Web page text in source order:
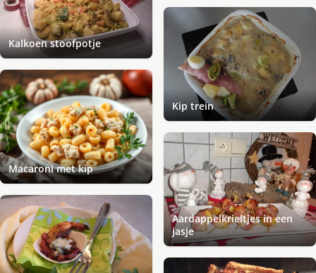
Kalkoen stoofpotje
Kip trein
Macaroni met kip
Aardappelkrieltjes in een
jasje